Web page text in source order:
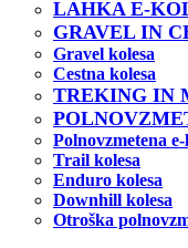
LAHKA E-
GRAVEL IN
Gravel kolesa
Cestna kolesa
TREKING IN
Polnovzmetena e-
Trail kolesa
Enduro kolesa
Downhill kolesa
Otroška